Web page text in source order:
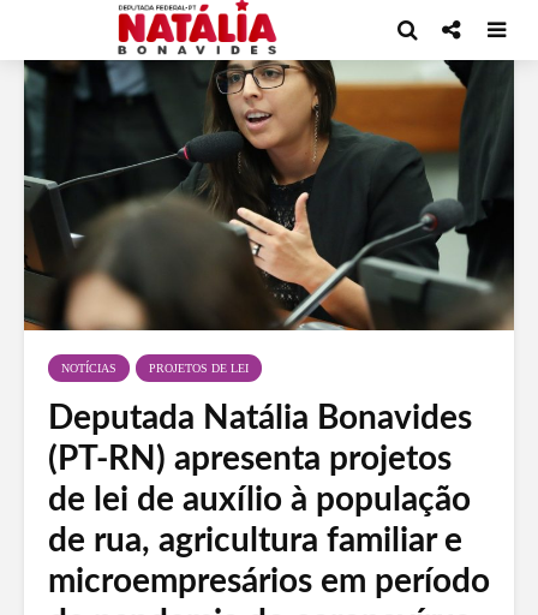
NOTÍCIAS PROJETOS DE LEI
Deputada Natália Bonavides
(PT-RN) apresenta projetos
de lei de auxílio à população
de rua, agricultura familiar e
microempresários em período